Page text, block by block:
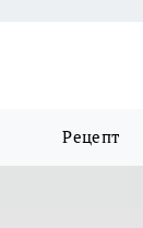
Рецепт